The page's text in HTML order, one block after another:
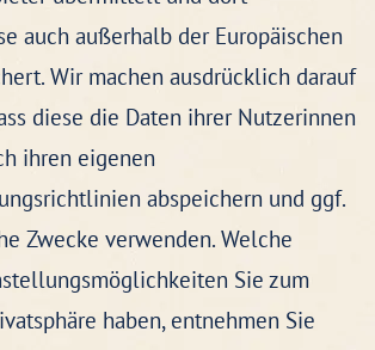
auch außerhalb der Europäischen
Wir machen ausdrücklich darauf
diese die Daten ihrer Nutzerinnen
ihren eigenen
abspeichern und ggf.
Zwecke verwenden. Welche
Sie zum
haben, entnehmen Sie